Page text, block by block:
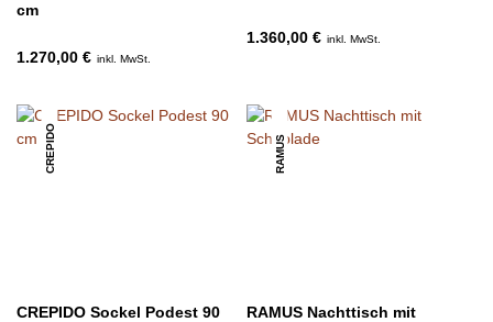
cm
1.270,00 € inkl. MwSt.
1.360,00 € inkl. MwSt.
CREPIDO
CREPIDO Sockel Podest 90
RAMUS
RAMUS Nachttisch mit